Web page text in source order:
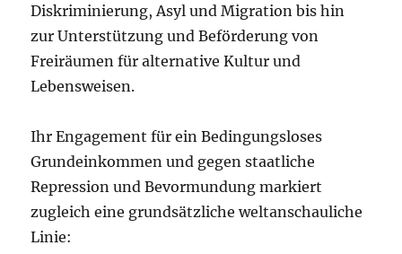
Diskriminierung, Asyl und Migration bis hin
zur Unterstützung und Beförderung von
Freiräumen für alternative Kultur und
Lebensweisen.
Ihr Engagement für ein Bedingungsloses
Grundeinkommen und gegen staatliche
Repression und Bevormundung markiert
zugleich eine grundsätzliche weltanschauliche
Linie: